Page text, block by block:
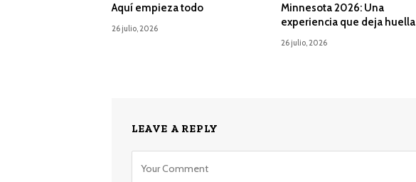
Aquí empieza todo
26 julio, 2026
Minnesota 2026: Una
experiencia que deja huella
26 julio, 2026
LEAVE A REPLY